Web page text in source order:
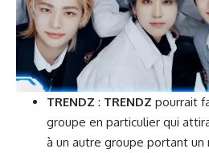
TRENDZ : TRENDZ pourrait
groupe en particulier qui
à un autre groupe portant un